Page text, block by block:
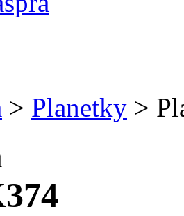
> Planetky >